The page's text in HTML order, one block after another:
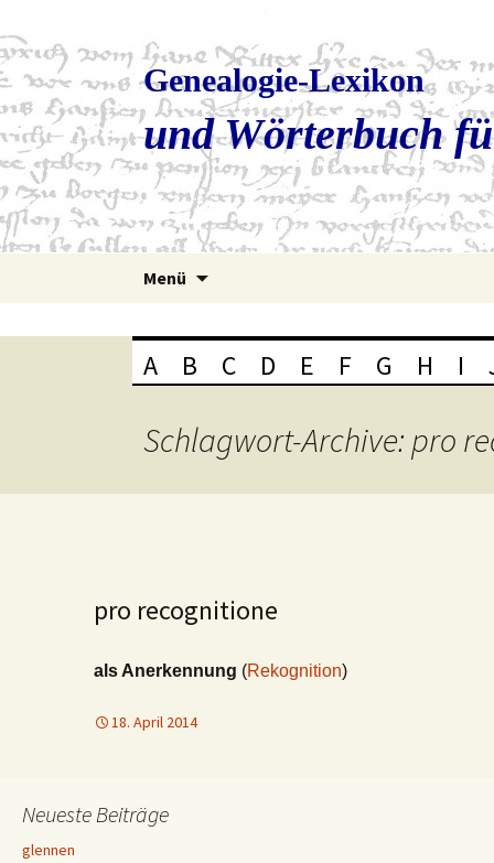
Genealogie-Lexikon
und Wörterbuch
Menü
A B C D E F G H I
Schlagwort-Archive: pro
pro recognitione
als Anerkennung (Rekognition)
18. April 2014
Neueste Beiträge
glennen